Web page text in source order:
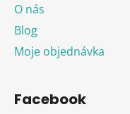
O nás
Blog
Moje objednávka
Facebook